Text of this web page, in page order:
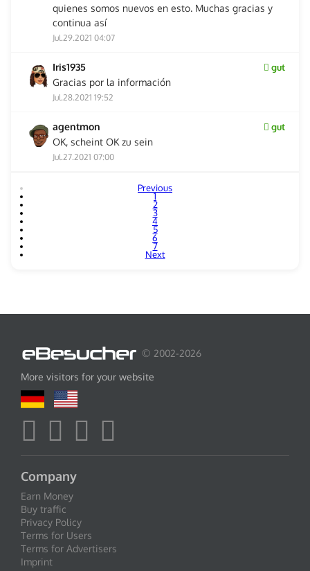
quienes somos nuevos en esto. Muchas gracias y
continua así
Jul.29.2021 04:07
Iris1935 gut
Gracias por la información
Jul.28.2021 19:52
agentmon gut
OK, scheint OK zu sein
Jul.27.2021 07:00
Previous
1
2
3
4
5
6
7
Next
© 2002-2026
More visitors for your website
Company
Earn Money
Buy traffic
Privacy Policy
Terms for Users
Terms for Advertisers
Imprint